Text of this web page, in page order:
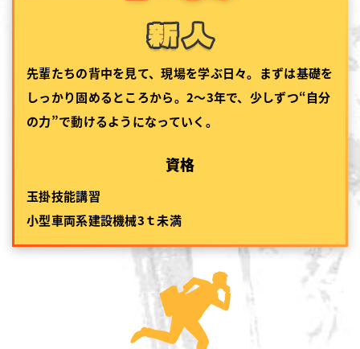
先輩たちの背中を見て、現場を学ぶ日々。まずは基礎を
しっかり固めるところから。2〜3年で、少しずつ“自分
の力”で動けるようになっていく。
資格
玉掛技能講習
小型車両系建設機械3ｔ未満